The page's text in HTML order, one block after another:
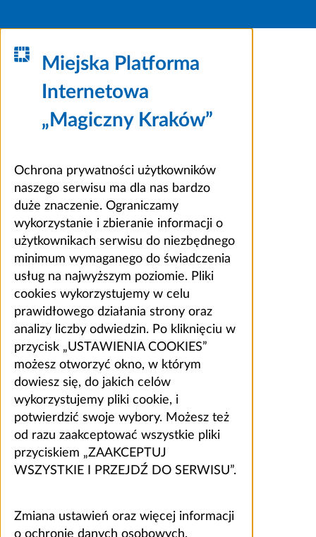
Miejska Platforma
Internetowa
„Magiczny Kraków”
Ochrona prywatności użytkowników
naszego serwisu ma dla nas bardzo
duże znaczenie. Ograniczamy
wykorzystanie i zbieranie informacji o
użytkownikach serwisu do niezbędnego
minimum wymaganego do świadczenia
usług na najwyższym poziomie. Pliki
cookies wykorzystujemy w celu
prawidłowego działania strony oraz
analizy liczby odwiedzin. Po kliknięciu w
przycisk „USTAWIENIA COOKIES”
możesz otworzyć okno, w którym
dowiesz się, do jakich celów
wykorzystujemy pliki cookie, i
potwierdzić swoje wybory. Możesz też
od razu zaakceptować wszystkie pliki
przyciskiem „ZAAKCEPTUJ
WSZYSTKIE I PRZEJDŹ DO SERWISU”.
Zmiana ustawień oraz więcej informacji
o ochronie danych osobowych,